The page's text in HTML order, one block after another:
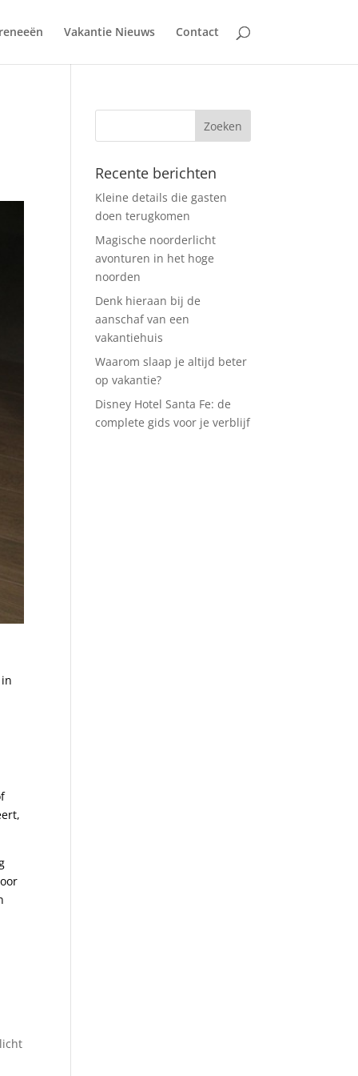
Vakantie Nieuws Contact
Recente berichten
Kleine details die gasten
doen terugkomen
Magische noorderlicht
avonturen in het hoge
noorden
Denk hieraan bij de
aanschaf van een
vakantiehuis
Waarom slaap je altijd beter
op vakantie?
Disney Hotel Santa Fe: de
complete gids voor je verblijf